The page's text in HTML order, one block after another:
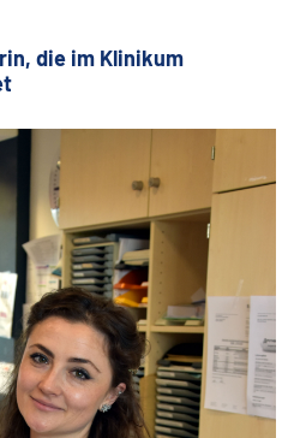
die im Klinikum